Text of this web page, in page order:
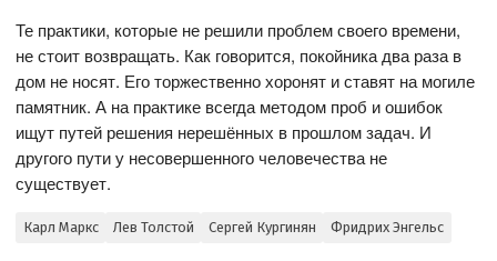
Те практики, которые не решили проблем своего времени,
не стоит возвращать. Как говорится, покойника два раза в
дом не носят. Его торжественно хоронят и ставят на могиле
памятник. А на практике всегда методом проб и ошибок
ищут путей решения нерешённых в прошлом задач. И
другого пути у несовершенного человечества не
существует.
Карл Маркс Лев Толстой Сергей Кургинян Фридрих Энгельс